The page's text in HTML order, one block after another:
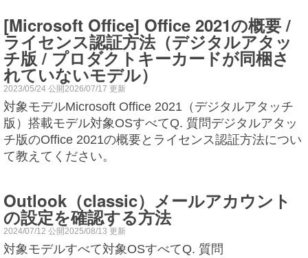
[Microsoft Office] Office 2021の概要 /
ライセンス認証方法（デジタルアタッ
チ版 / プロダクトキーカードが同梱さ
れていないモデル）
2023/05/24 公開2026/07/17 更新
対象モデルMicrosoft Office 2021（デジタルアタッチ
版）搭載モデル対象OSすべてQ. 質問デジタルアタッ
チ版のOffice 2021の概要とライセンス認証方法につい
て教えてください。
Outlook（classic）メールアカウント
の設定を確認する方法
2024/07/12 公開2025/08/13 更新
対象モデルすべて対象OSすべてQ. 質問